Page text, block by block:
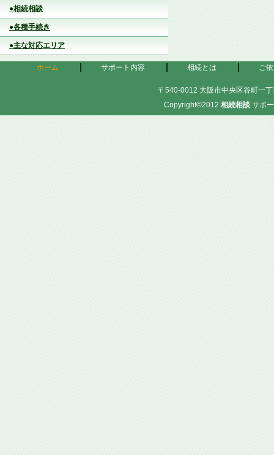
●相続相談
●各種手続き
●主な対応エリア
ホーム サポート内容 相続とは ご
〒540-0012 大阪市中央区谷町一
Copyright©2012 相続相談 サポ